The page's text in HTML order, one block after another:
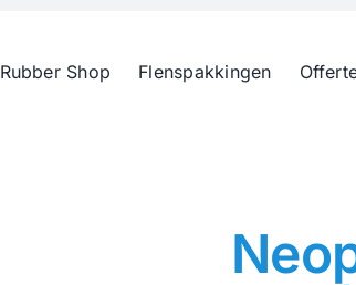
Rubber Shop Flenspakkingen